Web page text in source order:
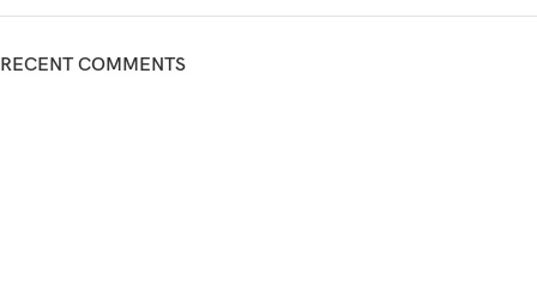
RECENT COMMENTS